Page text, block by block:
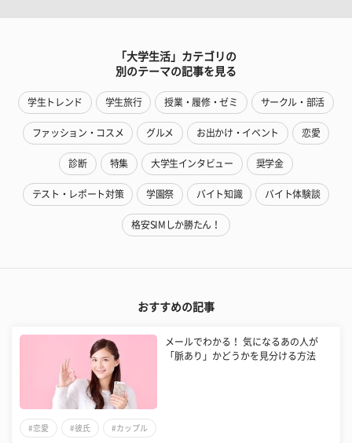
「大学生活」カテゴリの
別のテーマの記事を見る
学生トレンド 学生旅行 授業・履修・ゼミ サークル・部活
ファッション・コスメ グルメ お出かけ・イベント 恋愛
診断 特集 大学生インタビュー 奨学金
テスト・レポート対策 学園祭 バイト知識 バイト体験談
格安SIMしか勝たん！
おすすめの記事
メールでわかる！ 気になるあの人が
「脈あり」かどうかを見分ける方法
#恋愛 #彼氏 #カップル